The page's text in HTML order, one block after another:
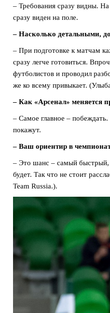
– Требования сразу видны.
сразу виден на поле.
– Насколько детальными,
– При подготовке к матчам
сразу легче готовиться.
футболистов и проводил
же ко всему привыкает.
– Как «Арсенал» меняется
– Самое главное –
покажут.
– Ваш ориентир в
– Это шанс – самый быстрый,
будет. Так что не стоит
Team Russia.).